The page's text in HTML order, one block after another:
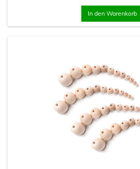
In den Warenkorb